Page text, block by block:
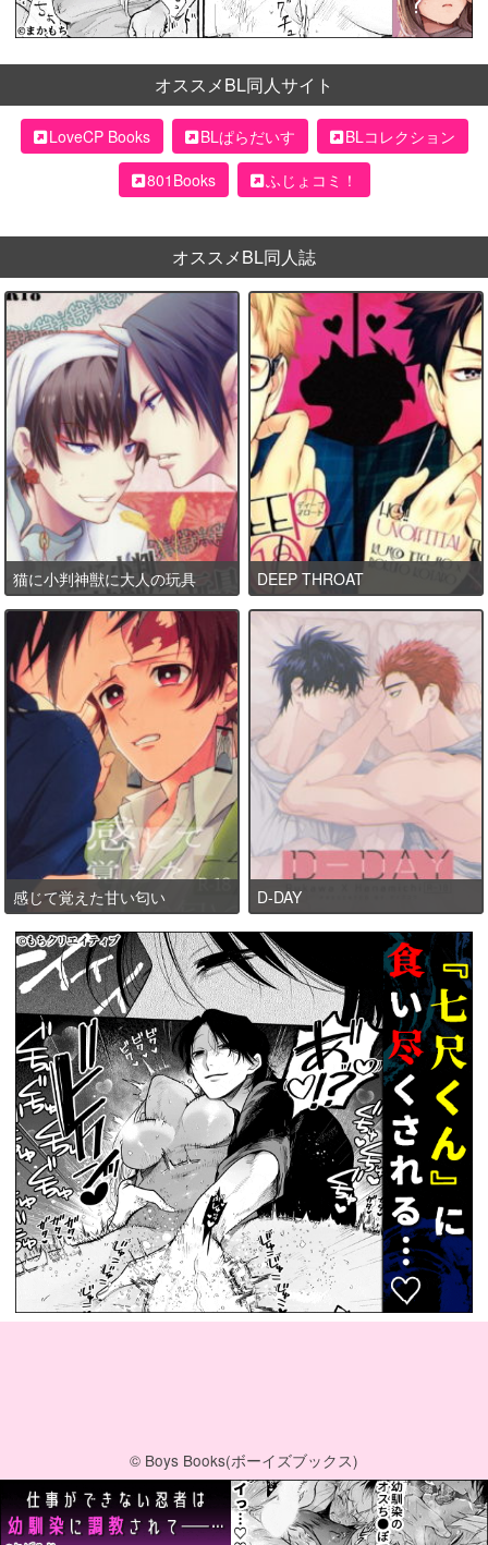
オススメBL同人サイト
LoveCP Books BLぱらだいす
BLコレクション
801Books
ふじょコミ！
オススメBL同人誌
猫に小判神獣に大人の玩具 DEEP THROAT
感じて覚えた甘い匂い D-DAY
© Boys Books(ボーイズブックス)